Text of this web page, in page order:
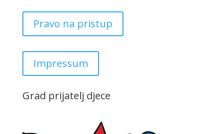
Pravo na pristup
Impressum
Grad prijatelj djece